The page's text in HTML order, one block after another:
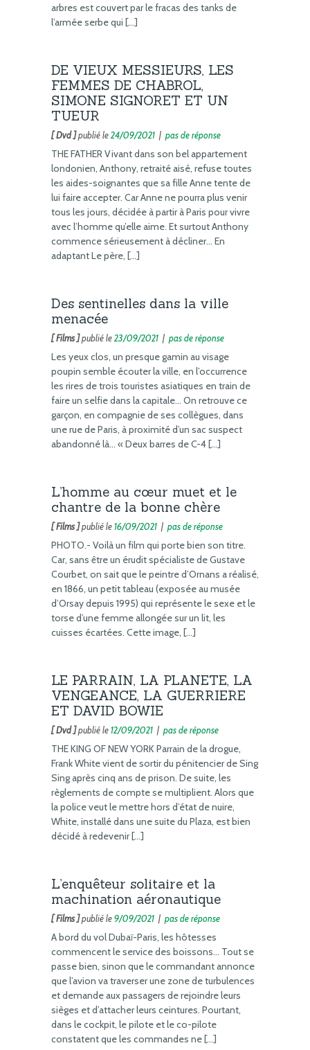
arbres est couvert par le fracas des tanks de
l’armée serbe qui […]
DE VIEUX MESSIEURS, LES
FEMMES DE CHABROL,
SIMONE SIGNORET ET UN
TUEUR
[ Dvd ]publié le24/09/2021 | pas de réponse
THE FATHER Vivant dans son bel appartement
londonien, Anthony, retraité aisé, refuse toutes
les aides-soignantes que sa fille Anne tente de
lui faire accepter. Car Anne ne pourra plus venir
tous les jours, décidée à partir à Paris pour vivre
avec l’homme qu’elle aime. Et surtout Anthony
commence sérieusement à décliner… En
adaptant Le père, […]
Des sentinelles dans la ville
menacée
[ Films ]publié le23/09/2021 | pas de réponse
Les yeux clos, un presque gamin au visage
poupin semble écouter la ville, en l’occurrence
les rires de trois touristes asiatiques en train de
faire un selfie dans la capitale… On retrouve ce
garçon, en compagnie de ses collègues, dans
une rue de Paris, à proximité d’un sac suspect
abandonné là… « Deux barres de C-4 […]
L’homme au cœur muet et le
chantre de la bonne chère
[ Films ]publié le16/09/2021 | pas de réponse
PHOTO.- Voilà un film qui porte bien son titre.
Car, sans être un érudit spécialiste de Gustave
Courbet, on sait que le peintre d’Ornans a réalisé,
en 1866, un petit tableau (exposée au musée
d’Orsay depuis 1995) qui représente le sexe et le
torse d’une femme allongée sur un lit, les
cuisses écartées. Cette image, […]
LE PARRAIN, LA PLANETE, LA
VENGEANCE, LA GUERRIERE
ET DAVID BOWIE
[ Dvd ]publié le12/09/2021 | pas de réponse
THE KING OF NEW YORK Parrain de la drogue,
Frank White vient de sortir du pénitencier de Sing
Sing après cinq ans de prison. De suite, les
règlements de compte se multiplient. Alors que
la police veut le mettre hors d’état de nuire,
White, installé dans une suite du Plaza, est bien
décidé à redevenir […]
L’enquêteur solitaire et la
machination aéronautique
[ Films ]publié le9/09/2021 | pas de réponse
A bord du vol Dubaï-Paris, les hôtesses
commencent le service des boissons… Tout se
passe bien, sinon que le commandant annonce
que l’avion va traverser une zone de turbulences
et demande aux passagers de rejoindre leurs
sièges et d’attacher leurs ceintures. Pourtant,
dans le cockpit, le pilote et le co-pilote
constatent que les commandes ne […]